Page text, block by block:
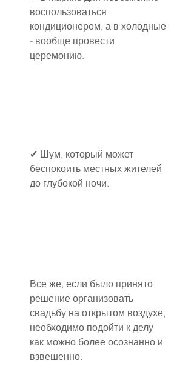
воспользоваться
кондиционером, а в холодные
- вообще провести
церемонию.
✔ Шум, который может
беспокоить местных жителей
до глубокой ночи.
Все же, если было принято
решение организовать
свадьбу на открытом воздухе,
необходимо подойти к делу
как можно более осознанно и
взвешенно.